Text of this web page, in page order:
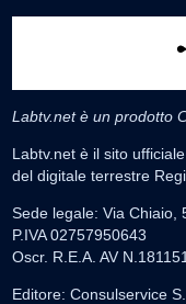
Labtv.net è un prodotto
Labtv.net è il sito
del digitale terrestre
Sede legale: Via Chiaio,
P.IVA 02757950643
Oscr. R.E.A. AV N.181151
Editore: Consulservice